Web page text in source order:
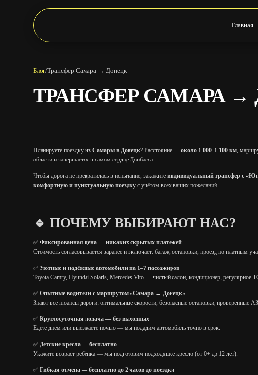
Главная
Блог/Трансфер Самара → Донецк
ТРАНСФЕР САМАРА →
Планируете поездкуиз Самары в Донецк? Расстояние —около 1 000–1 100 км,
области и завершается в самом сердце Донбасса.
Чтобы дорога не превратилась в испытание, закажитеиндивидуальный трансфер с
комфортную и пунктуальную поездку с учётом всех ваших пожеланий.
🔹 ПОЧЕМУ ВЫБИРАЮТ НАС?
✅Фиксированная цена — никаких скрытых платежей
Стоимость согласовывается заранее и включает: багаж, остановки, проезд по платным
✅Уютные и надёжные автомобили на 1–7 пассажиров
Toyota Camry, Hyundai Solaris, Mercedes Vito — чистый салон, кондиционер, регулярное
✅Опытные водители с маршрутом «Самара → Донецк»
Знают все нюансы дороги: оптимальные скорости, безопасные остановки, проверенные
✅Круглосуточная подача — без выходных
Едете днём или выезжаете ночью — мы подадим автомобиль точно в срок.
✅Детские кресла — бесплатно
Укажите возраст ребёнка — мы подготовим подходящее кресло (от 0+ до 12 лет).
✅Гибкая отмена — бесплатно до 2 часов до поездки